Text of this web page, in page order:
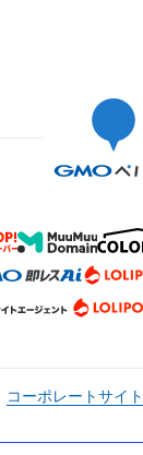
コーポレートサイト